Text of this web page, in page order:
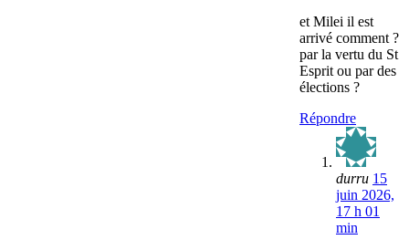
et Milei il est
arrivé comment ?
par la vertu du St
Esprit ou par des
élections ?
Répondre
durru 15
juin 2026,
17 h 01
min